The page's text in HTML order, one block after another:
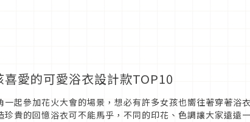
愛的可愛浴衣設計款TOP10
起參加花火大會的場景，想必有許多女孩也嚮往著穿著浴
貴的回憶浴衣可不能馬乎，不同的印花、色調讓大家遠遠